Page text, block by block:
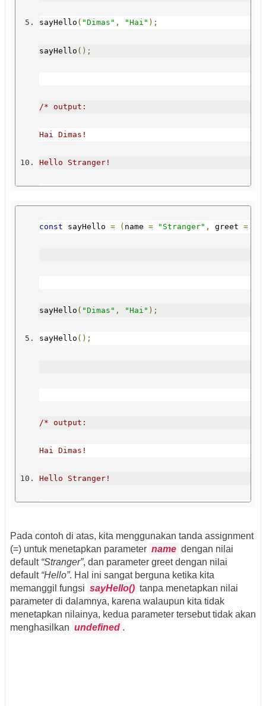
sayHello ( "Dimas" , "Hai" );
sayHello ();
/* output:
Hai Dimas!
Hello Stranger!
const sayHello = ( name = "Stranger" , greet =
sayHello ( "Dimas" , "Hai" );
sayHello ();
/* output:
Hai Dimas!
Hello Stranger!
Pada contoh di atas, kita menggunakan tanda assignment
(=) untuk menetapkan parameter name dengan nilai
default “Stranger”, dan parameter greet dengan nilai
default “Hello”. Hal ini sangat berguna ketika kita
memanggil fungsi sayHello() tanpa menetapkan nilai
parameter di dalamnya, karena walaupun kita tidak
menetapkan nilainya, kedua parameter tersebut tidak akan
menghasilkan undefined .